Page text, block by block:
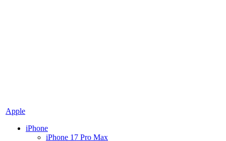
Apple
iPhone
iPhone 17 Pro Max